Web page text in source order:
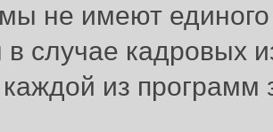
не имеют
случае кадровых
из программ
пользователя и